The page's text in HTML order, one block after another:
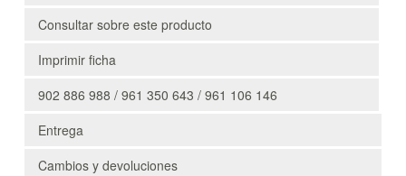
Consultar sobre este producto
Imprimir ficha
902 886 988 / 961 350 643 / 961 106 146
Entrega
Cambios y devoluciones